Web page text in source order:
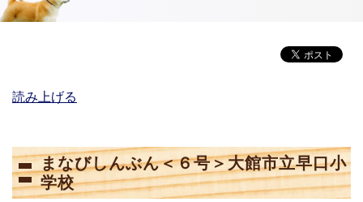
読み上げる
まなびしんぶん＜６号＞大館市立早口小
学校